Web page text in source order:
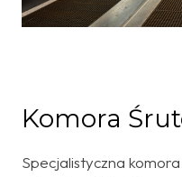
Komora
Specjalistyczna